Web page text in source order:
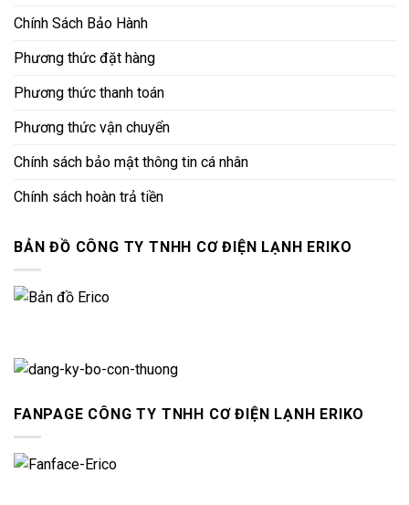
Chính Sách Bảo Hành
Phương thức đặt hàng
Phương thức thanh toán
Phương thức vận chuyển
Chính sách bảo mật thông tin cá nhân
Chính sách hoàn trả tiền
BẢN ĐỒ CÔNG TY TNHH CƠ ĐIỆN LẠNH ERIKO
FANPAGE CÔNG TY TNHH CƠ ĐIỆN LẠNH ERIKO